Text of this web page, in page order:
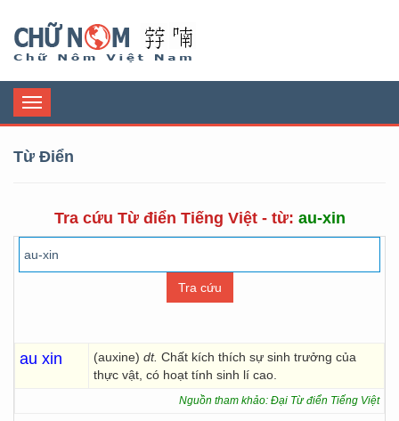
Toggle
navigation
Từ Điển
Tra cứu Từ điển Tiếng Việt - từ: au-xin
au xin (auxine) dt. Chất kích thích sự sinh trưởng của
thực vật, có hoạt tính sinh lí cao.
Nguồn tham khảo: Đại Từ điển Tiếng Việt